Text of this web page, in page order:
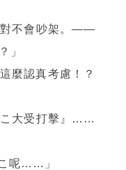
會吵架。 ——
」
麼認真考慮！？
こ大受打擊』……
呢……」